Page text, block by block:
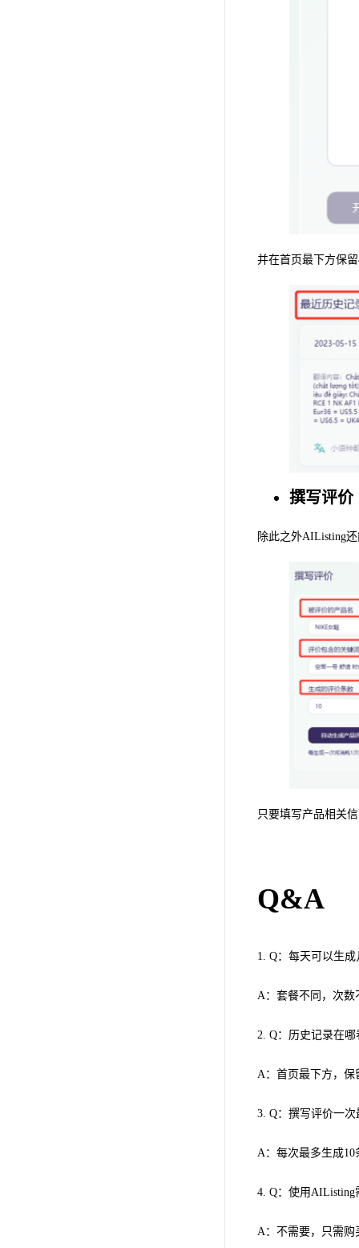
并在首页最下方保
撰写评价
除此之外AIListing
只要填写产品相关
Q&A
1. Q：每天可以生成
A：套餐不同，次数
2. Q：历史记录在哪
A：首页最下方，保
3. Q：撰写评价一
A：每次最多生成10
4. Q：使用AIListing
A：不需要，只需购